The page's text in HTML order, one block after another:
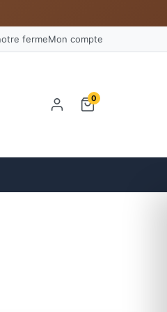
fermeMon compte
0